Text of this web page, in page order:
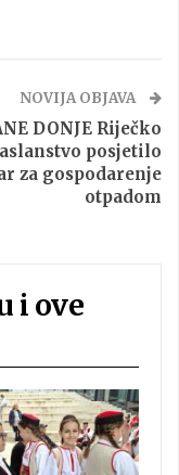
NOVIJA OBJAVA
DONJE Riječko
posjetilo
za gospodarenje
otpadom
i ove